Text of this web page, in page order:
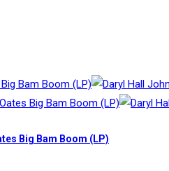
Big Bam Boom (LP)